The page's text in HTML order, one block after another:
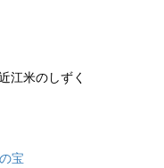
江米のしずく